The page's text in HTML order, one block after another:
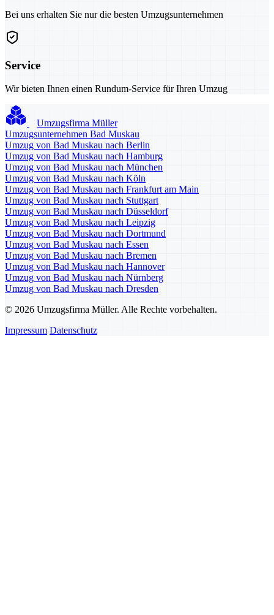
Bei uns erhalten Sie nur die besten Umzugsunternehmen
Service
Wir bieten Ihnen einen Rundum-Service für Ihren Umzug
Umzugsfirma Müller
Umzugsunternehmen Bad Muskau
Umzug von Bad Muskau nach Berlin
Umzug von Bad Muskau nach Hamburg
Umzug von Bad Muskau nach München
Umzug von Bad Muskau nach Köln
Umzug von Bad Muskau nach Frankfurt am Main
Umzug von Bad Muskau nach Stuttgart
Umzug von Bad Muskau nach Düsseldorf
Umzug von Bad Muskau nach Leipzig
Umzug von Bad Muskau nach Dortmund
Umzug von Bad Muskau nach Essen
Umzug von Bad Muskau nach Bremen
Umzug von Bad Muskau nach Hannover
Umzug von Bad Muskau nach Nürnberg
Umzug von Bad Muskau nach Dresden
© 2026 Umzugsfirma Müller. Alle Rechte vorbehalten.
Impressum Datenschutz